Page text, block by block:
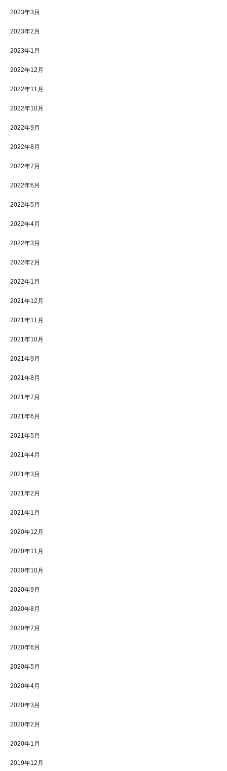
2023年3月
2023年2月
2023年1月
2022年12月
2022年11月
2022年10月
2022年9月
2022年8月
2022年7月
2022年6月
2022年5月
2022年4月
2022年3月
2022年2月
2022年1月
2021年12月
2021年11月
2021年10月
2021年9月
2021年8月
2021年7月
2021年6月
2021年5月
2021年4月
2021年3月
2021年2月
2021年1月
2020年12月
2020年11月
2020年10月
2020年9月
2020年8月
2020年7月
2020年6月
2020年5月
2020年4月
2020年3月
2020年2月
2020年1月
2019年12月
施設案内